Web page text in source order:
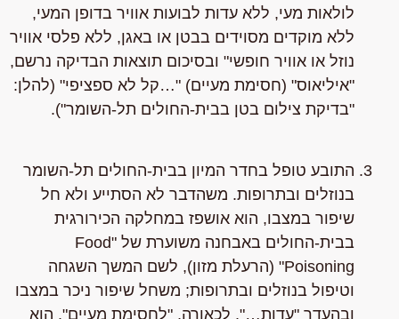
לולאות מעי, ללא עדות לבועות אוויר בדופן המעי,
ללא מוקדים מסוידים בבטן או באגן, ללא פלסי אוויר
נוזל או אוויר חופשי" ובסיכום תוצאות הבדיקה נרשם,
"איליאוס" (חסימת מעיים) "…קל לא ספציפי" (להלן:
"בדיקת צילום בטן בבית-החולים תל-השומר").
התובע טופל בחדר המיון בבית-החולים תל-השומר
בנוזלים ובתרופות. משהדבר לא הסתייע ולא חל
שיפור במצבו, הוא אושפז במחלקה הכירורגית
בבית-החולים באבחנה משוערת של "Food
Poisoning" (הרעלת מזון), לשם המשך השגחה
וטיפול בנוזלים ובתרופות; משחל שיפור ניכר במצבו
ובהעדר "עדות…", לכאורה, "לחסימת מעיים", הוא